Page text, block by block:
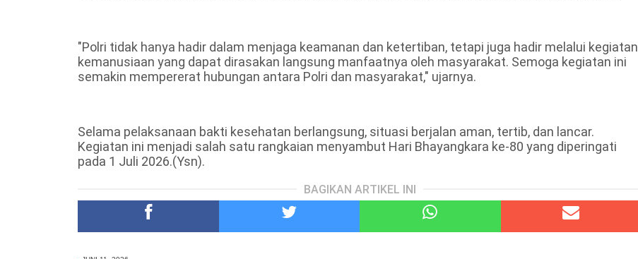
"Polri tidak hanya hadir dalam menjaga keamanan dan ketertiban, tetapi juga hadir melalui kegiatan
kemanusiaan yang dapat dirasakan langsung manfaatnya oleh masyarakat. Semoga kegiatan ini
semakin mempererat hubungan antara Polri dan masyarakat," ujarnya.
Selama pelaksanaan bakti kesehatan berlangsung, situasi berjalan aman, tertib, dan lancar.
Kegiatan ini menjadi salah satu rangkaian menyambut Hari Bhayangkara ke-80 yang diperingati
pada 1 Juli 2026.(Ysn).
BAGIKAN ARTIKEL INI